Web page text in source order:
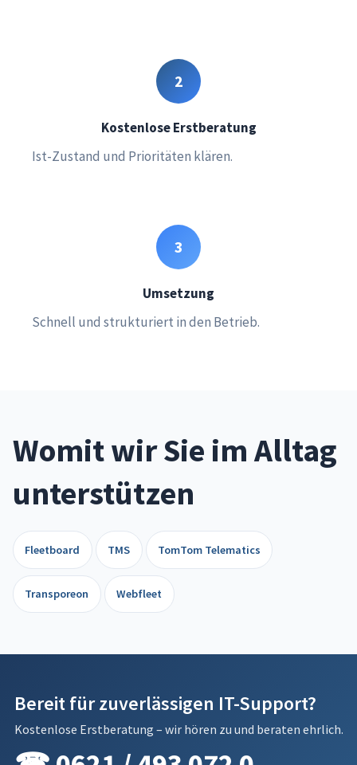
2
Kostenlose Erstberatung
Ist-Zustand und Prioritäten klären.
3
Umsetzung
Schnell und strukturiert in den Betrieb.
Womit wir Sie im Alltag
unterstützen
Fleetboard TMS TomTom Telematics
Transporeon Webfleet
Bereit für zuverlässigen IT-Support?
Kostenlose Erstberatung – wir hören zu und beraten ehrlich.